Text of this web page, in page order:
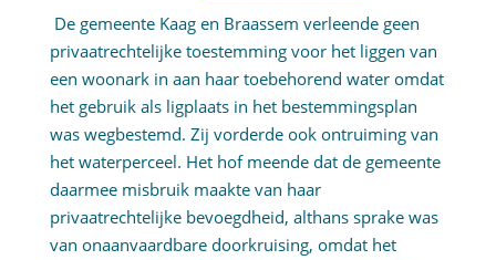
De gemeente Kaag en Braassem verleende geen
privaatrechtelijke toestemming voor het liggen van
een woonark in aan haar toebehorend water omdat
het gebruik als ligplaats in het bestemmingsplan
was wegbestemd. Zij vorderde ook ontruiming van
het waterperceel. Het hof meende dat de gemeente
daarmee misbruik maakte van haar
privaatrechtelijke bevoegdheid, althans sprake was
van onaanvaardbare doorkruising, omdat het